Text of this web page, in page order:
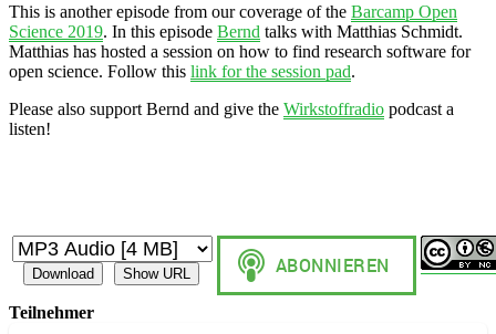
This is another episode from our coverage of the Barcamp Open
Science 2019. In this episode Bernd talks with Matthias Schmidt.
Matthias has hosted a session on how to find research software for
open science. Follow this link for the session pad.
Please also support Bernd and give the Wirkstoffradio podcast a
listen!
Download Show URL
Teilnehmer